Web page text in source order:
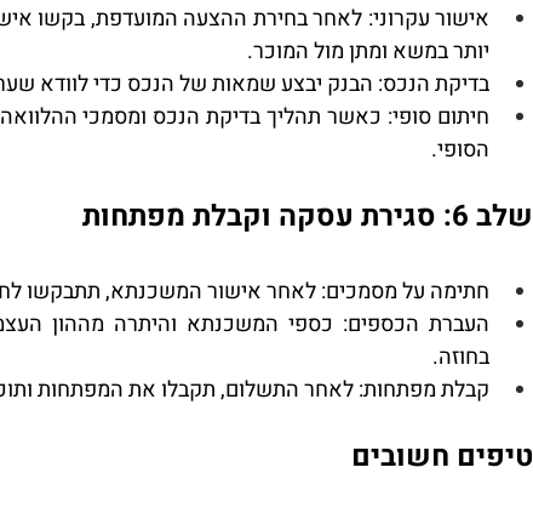
אישור עקרוני
יותר במשא ומתן מול המוכר.
בדיקת הנכס: הבנק יבצע שמאות של הנכס כדי לוודא
חיתום סופי
הסופי.
שלב 6: סגירת עסקה וקבלת מפתחות
חתימה על מסמכים: לאחר אישור המשכנתא, תתבקשו
העברת הכספים
בחוזה.
קבלת מפתחות: לאחר התשלום, תקבלו את המפתחות
טיפים חשובים